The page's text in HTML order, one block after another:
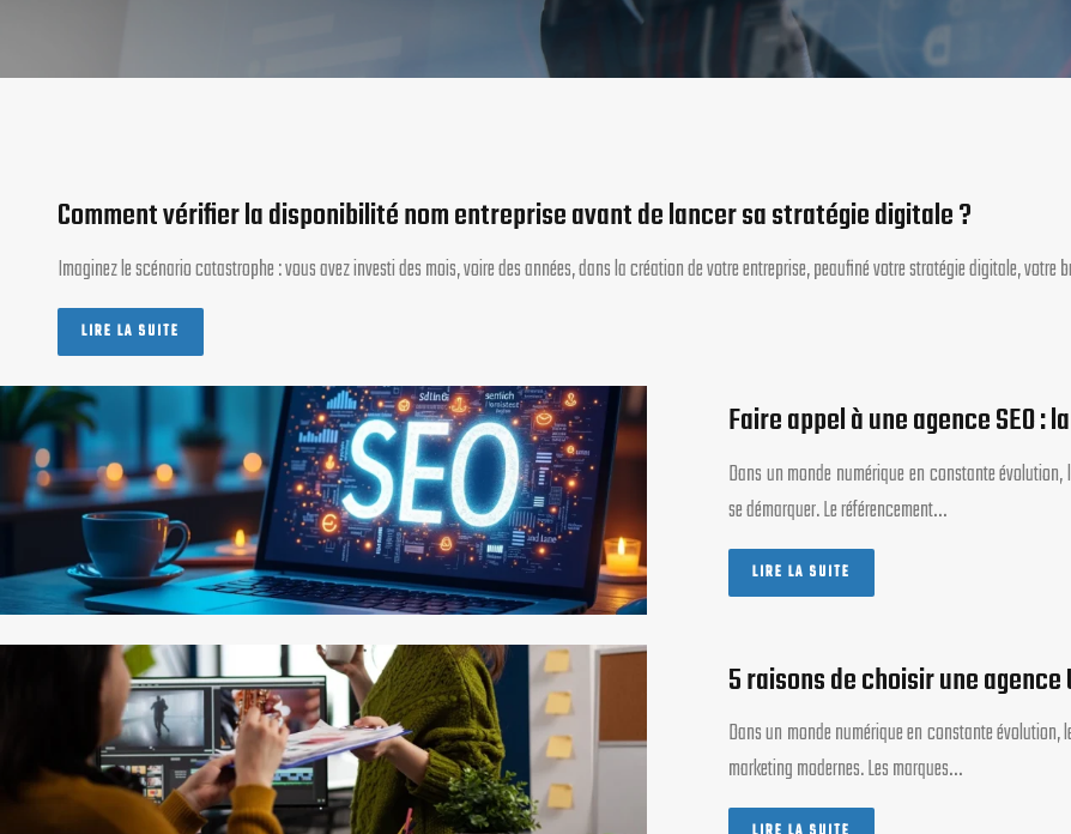
Comment vérifier la disponibilité nom entreprise avant de lancer sa stratégie digitale ?
Imaginez le scénario catastrophe : vous avez investi des mois, voire des années, dans la création de votre entreprise, peaufiné votre stratégie digitale, votre
LIRE LA SUITE
Faire appel à une agence SEO
Dans un monde numérique en constante
se démarquer. Le référencement…
LIRE LA SUITE
5 raisons de choisir une
Dans un monde numérique en constante évolution,
marketing modernes. Les marques…